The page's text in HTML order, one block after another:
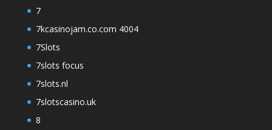
7
7kcasinojam.co.com 4004
7Slots
7slots focus
7slots.nl
7slotscasino.uk
8